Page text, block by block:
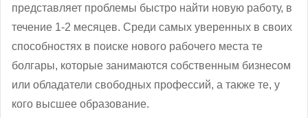
представляет проблемы быстро найти новую работу, в
течение 1-2 месяцев. Среди самых уверенных в своих
способностях в поиске нового рабочего места те
болгары, которые занимаются собственным бизнесом
или обладатели свободных профессий, а также те, у
кого высшее образование.